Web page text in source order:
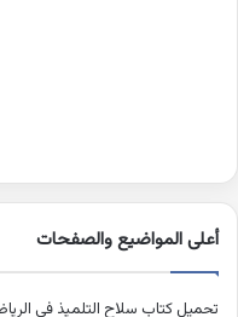
أعلى المواضيع والصفحات
تحميل كتاب سلاح التلميذ في